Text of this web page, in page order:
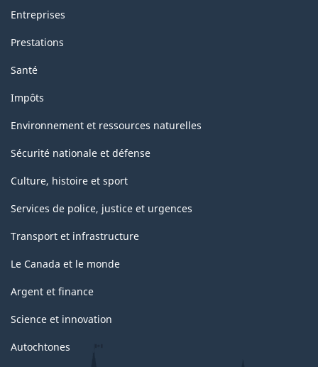
Entreprises
Prestations
Santé
Impôts
Environnement et ressources naturelles
Sécurité nationale et défense
Culture, histoire et sport
Services de police, justice et urgences
Transport et infrastructure
Le Canada et le monde
Argent et finance
Science et innovation
Autochtones